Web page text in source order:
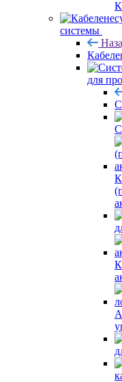
системы
для